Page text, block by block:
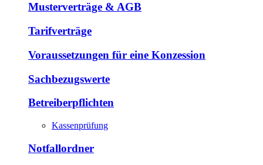
Musterverträge & AGB
Tarifverträge
Voraussetzungen für eine Konzession
Sachbezugswerte
Betreiberpflichten
Kassenprüfung
Notfallordner